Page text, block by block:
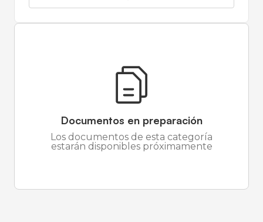
Documentos en preparación
Los documentos de esta categoría
estarán disponibles próximamente